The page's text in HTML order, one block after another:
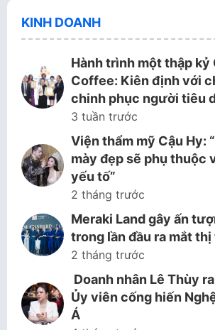
KINH DOANH
Hành trình một thập kỷ
Coffee: Kiên định với
chinh phục người tiêu
3 tuần trước
Viện thẩm mỹ Cậu Hy:
mày đẹp sẽ phụ thuộc
yếu tố”
2 tháng trước
Meraki Land gây ấn
trong lần đầu ra mắt
2 tháng trước
Doanh nhân Lê Thùy
Ủy viên cống hiến
Á